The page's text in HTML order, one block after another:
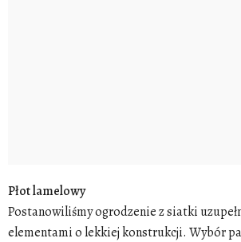
Płot lamelowy
Postanowiliśmyogrodzeniez siatki
elementami o lekkiej konstrukcji. Wybór